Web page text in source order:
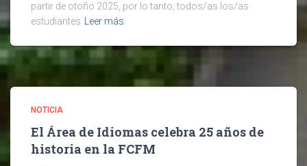
partir de otoño 2025, por lo tanto, todos/as los/as
estudiantes Leer más
NOTICIA
El Área de Idiomas celebra 25 años de
historia en la FCFM